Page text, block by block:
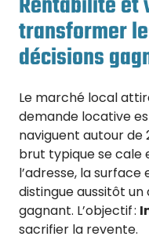
transformer
décisions
Le marché local
demande locative
naviguent autour de
brut typique se cale
l’adresse, la
distingue aussitôt
gagnant. L’objectif :
sacrifier la revente.